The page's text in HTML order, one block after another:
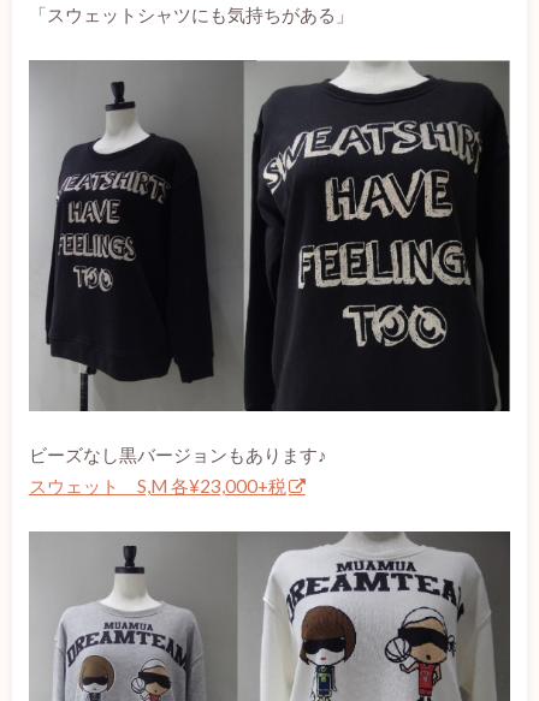
「スウェットシャツにも気持ちがある」
ビーズなし黒バージョンもあります♪
スウェット S,M 各¥23,000+税